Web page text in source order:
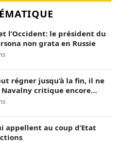
l’Occident: le président du
non grata en Russie
régner jusqu’à la fin, il ne
Navalny critique encore
appellent au coup d’Etat